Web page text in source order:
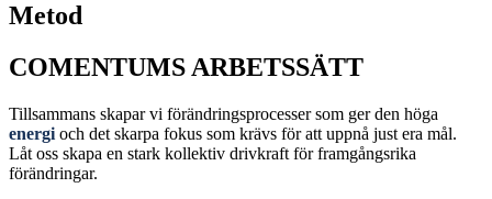
Metod
COMENTUMS ARBETSSÄTT
Tillsammans skapar vi förändringsprocesser som ger den höga
energi och det skarpa fokus som krävs för att uppnå just era mål.
Låt oss skapa en stark kollektiv drivkraft för framgångsrika
förändringar.